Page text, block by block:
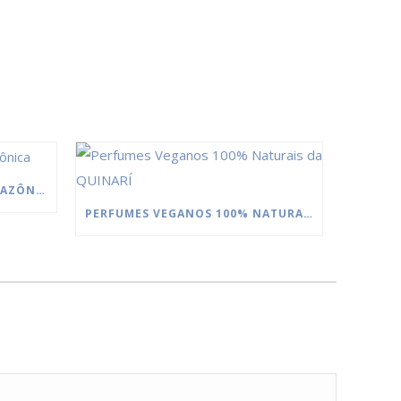
MANTEIGAS DA FLORESTA AMAZÔNICA
PERFUMES VEGANOS 100% NATURAIS DA QUINARÍ